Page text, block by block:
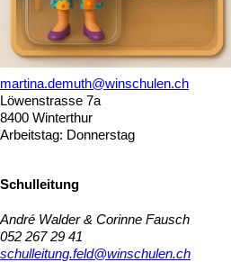
martina.demuth@winschulen.ch
Löwenstrasse 7a
8400 Winterthur
Arbeitstag: Donnerstag
Schulleitung
André Walder & Corinne Fausch
052 267 29 41
schulleitung.feld@winschulen.ch